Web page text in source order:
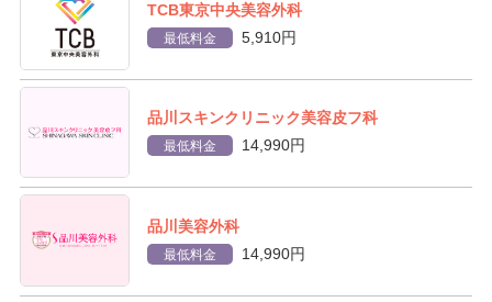
TCB東京中央美容外科
最低料金 5,910円
品川スキンクリニック美容皮フ科
最低料金 14,990円
品川美容外科
最低料金 14,990円